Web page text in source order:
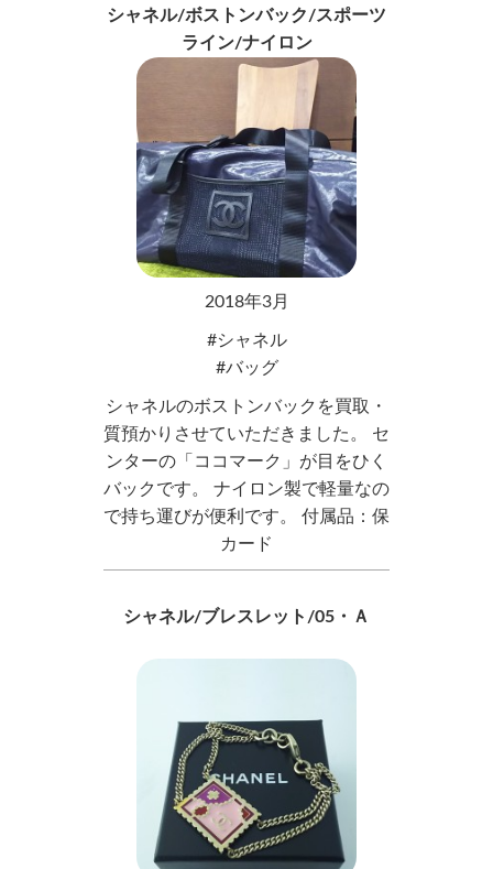
シャネル/ボストンバック/スポーツ
ライン/ナイロン
2018年3月
シャネル
バッグ
シャネルのボストンバックを買取・
質預かりさせていただきました。 セ
ンターの「ココマーク」が目をひく
バックです。 ナイロン製で軽量なの
で持ち運びが便利です。 付属品：保
カード
シャネル/ブレスレット/05・Ａ